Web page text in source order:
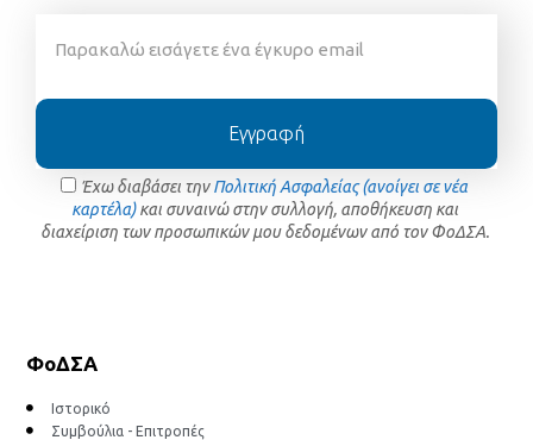
Έχω διαβάσει τηνΠολιτική Ασφαλείας (ανοίγει σε νέα
καρτέλα)και συναινώ στην συλλογή, αποθήκευση και
διαχείριση των προσωπικών μου δεδομένων από τον ΦοΔΣΑ.
Εγγραφή
ΦοΔΣΑ
Ιστορικό
Συμβούλια - Επιτροπές